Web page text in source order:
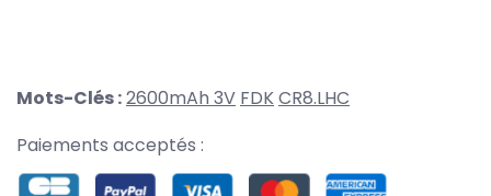
Mots-Clés :2600mAh 3V FDKCR8.LHC
Paiements acceptés :